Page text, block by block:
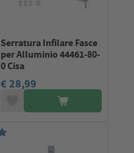
Serratura Infilare Fasce
per Alluminio 44461-80-
0 Cisa
€ 28,99